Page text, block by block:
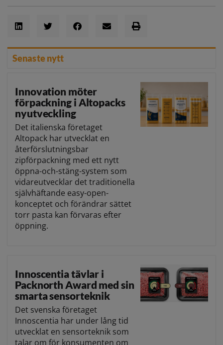
Senaste nytt
Innovation möter
förpackning i Altopacks
nyutveckling
Det italienska företaget
Altopack har utvecklat en
återförslutningsbar
zipförpackning med ett nytt
öppna-och-stäng-system som
vidareutvecklar det traditionella
självhäftande easy-open-
konceptet och förändrar sättet
torr pasta kan förvaras efter
öppning.
Innoscentia tävlar i
Packnorth Award med sin
smarta sensorteknik
Det svenska företaget
Innoscentia har under lång tid
utvecklat en sensorteknik som
talar om för konsumenten om